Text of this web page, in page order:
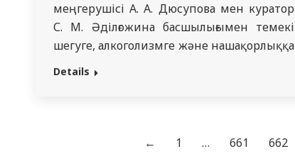
меңгерушісі А. А. Дюсупова мен куратор
С. М. Әділғожина басшылығымен темекі
шегуге, алкоголизмге және нашақорлыққа
қарсы күреске, сондай-ақ білім алушылар
денсаулыққа қалай әсер ететіні және
Details
← 1 … 661 662